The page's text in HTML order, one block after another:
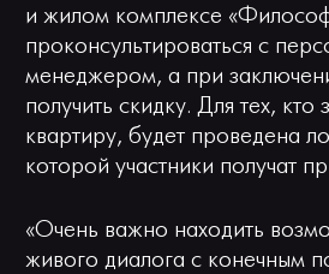
и жилом комплексе
проконсультироваться с
менеджером, а при
получить скидку. Для тех, кто
квартиру, будет проведена
которой участники получат
«Очень важно находить
живого диалога с конечным